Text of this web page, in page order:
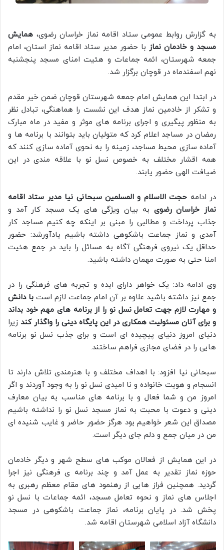
به گزارش روابط عمومی ستاد اقامه نماز خراسان رضوی، همایش
مسجد و خادمان نماز با حضور مدیر ستاد اقامه نماز استان، امام
جمعه شهرستان، ائمه جماعات و هئیت امنای مسجد پنجشنبه
نهم اسفندماه در قوچان برگزار شد.
در ابتدا این همایش امام جمعه شهرستان قوچان ضمن خیر مقدم
و تشکر از خادمین نماز هدف این نشست را هماهنگی، تبادل نظر
به منظور پیگیری و اجرای برنامه های موثر و مفید در ماه مبارک
رمضان در مساجد اعلام کرد که متولیان باید بتوانند با برنامه ها و
آماده سازی محیط مساجد، زمینه را به نحوی آماده سازی کنند که
همه اقشار مختلف به خصوص نسل نو با علاقه مندی در این
ضیافت الهی حضور یابند.
در ادامه حجت الاسلام و المسلمین سبحانی نیا مدیر ستاد اقامه
نماز خراسان رضوی به بیان ویژگی های یک مسجد کار آمد و
جذاب پرداخت و مطالبی را مبنی بر اینکه چه کنیم مساجد کار
آمدی و نماز جماعت باشکوهی داشته باشیم یادآورشد: حضور
حداقل یک نیروی فرهنگی آگاه به مسائل را باید در جمع هئیت
امنا حتی به صورت مهمان داشته باشید.
وی ادامه داد: یک خواهر دارای ایده و تجربه های فرهنگی را در
جمع نیز داشته باشید علاوه بر آن امام جماعت لازم است با دانش
و مهارت لازم جهت تعامل نسل نو را از برنامه های مهم خود بداند
و برای آنان مسئولیت همکاری در این پایگاه دینی را واگذار کند زیرا
دنیای امروز دنیای پیچیده ای است و برای جذب نسل نو برنامه
هایی را در فضای مجازی فراهم ساختند.
سبحانی نیا افزود: با اهداف مختلف و با هنرمندی تلاش دارند تا
انسجام و هویت خانواده و نا امیدی نسل نو را به وجود آوردند و اگر
امروز من و شما فعال و با برنامه های مناسب به بیان معارف
دینی و دعوت با محبت به نماز مسجد نسل نو را نداشته باشیم
مصداق این شعر خواهیم بود هرگز حضور حاضر و غایب شنیده ای
من در میان جمع و دلم جای دیگر است.
در این همایش از فعالان موکب های سطح شهر و دیگر خادمان
حوزه نماز تقدیر به عمل آمد و چند برنامه ی فرهنگی نیز اجرا
گردید. همچنین فراز هایی از رهنمود های مقام معظم رهبری به
اجلاس های نماز و نحوه تعامل مسجد، ائمه جماعات با نسل نو
پخش شد. در پایان برنامه، نماز جماعت باشکوهی در مسجد
دانشگاه آزاد اسلامی شهرستان اقامه شد.